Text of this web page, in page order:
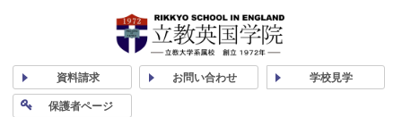
資料請求 お問い合わせ 学校見学
保護者ページ